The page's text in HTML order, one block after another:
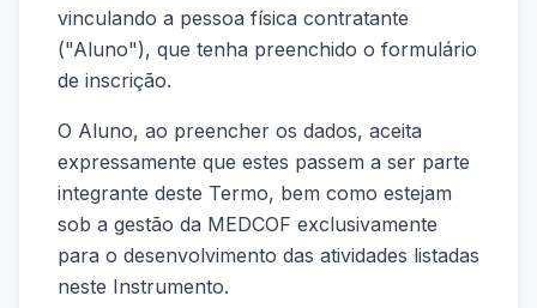
vinculando a pessoa física contratante
("Aluno"), que tenha preenchido o formulário
de inscrição.
O Aluno, ao preencher os dados, aceita
expressamente que estes passem a ser parte
integrante deste Termo, bem como estejam
sob a gestão da MEDCOF exclusivamente
para o desenvolvimento das atividades listadas
neste Instrumento.